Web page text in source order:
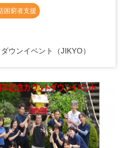
困窮者支援
ウンイベント（JIKYO）